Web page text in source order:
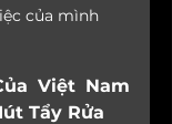
của mình
Việt Nam
Tẩy Rửa